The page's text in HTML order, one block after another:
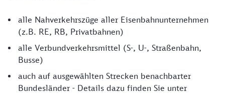
alle Nahverkehrszüge aller Eisenbahnunternehmen
(z.B. RE, RB, Privatbahnen)
alle Verbundverkehrsmittel (S-, U-, Straßenbahn,
Busse)
auch auf ausgewählten Strecken benachbarter
Bundesländer - Details dazu finden Sie unter